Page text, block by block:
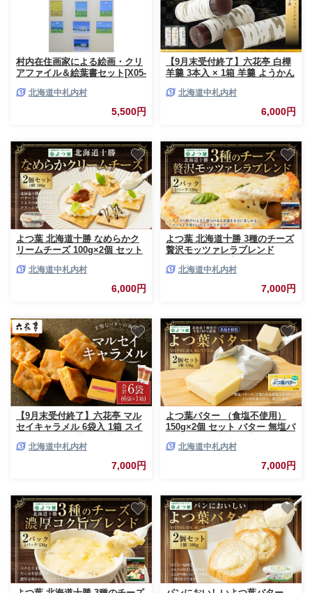
村内在住画家による絵画・クリ
アファイル＆絵葉書セット[X05-
北海道中札内村
5,500円
【9月末受付終了】六花亭 白樺
羊羹 3本入 × 1箱 羊羹 ようかん
詰め合わせ お菓子 菓子 スイー
ツ 北海道 十勝 中札内村[023-
北海道中札内村
6,000円
よつ葉 北海道十勝 なめらかク
リームチーズ 100g×2個 セット
ーズ 計200g 生乳 バターミルク
北海道中札内村
6,000円
よつ葉 北海道十勝 3種のチーズ
贅沢モッツァレラブレンド
ルチーズ モッツァレラ チェダ
北海道中札内村
7,000円
【9月末受付終了】六花亭 マル
セイキャラメル 6袋入 1箱 スイ
セイ キャラメル きゃらめる 北
海道 十勝 中札内村 [023-
北海道中札内村
7,000円
よつ葉バター （食塩不使用）
150g×2個 セット バター 無塩バ
0163]北海道中札内村
7,000円